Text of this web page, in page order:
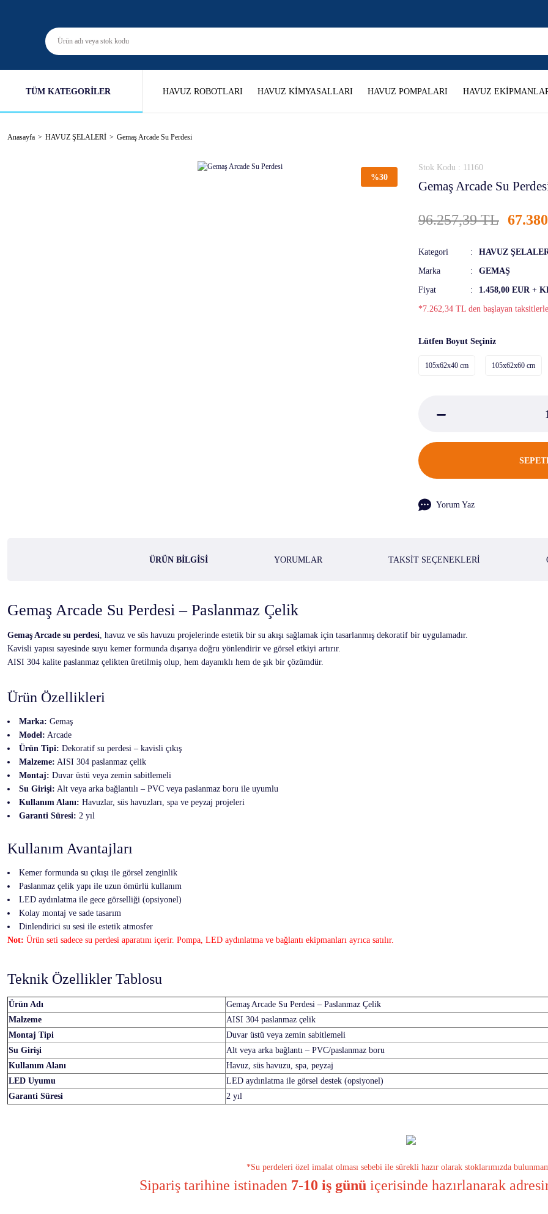
TÜM KATEGORİLER HAVUZ ROBOTLARI HAVUZ KİMYASALLARI HAVUZ POMPALARI HAVUZ
Anasayfa HAVUZ ŞELALERİ Gemaş Arcade Su Perdesi
%30
Stok Kodu : 11160
Gemaş Arcade Su
96.257,39 TL
Kategori HAVUZ
Marka GEMAŞ
Fiyat 1.458,00 EUR +
*7.262,34 TL den başlayan
Lütfen Boyut Seçiniz
105x62x40 cm 105x62x60 cm
Yorum Yaz
ÜRÜN BILGISI YORUMLAR TAKSIT SEÇENEKLERI
Gemaş Arcade Su Perdesi – Paslanmaz Çelik
Gemaş Arcade su perdesi, havuz ve süs havuzu projelerinde estetik bir su akışı sağlamak için tasarlanmış dekoratif bir uygulamadır.
Kavisli yapısı sayesinde suyu kemer formunda dışarıya doğru yönlendirir ve görsel etkiyi artırır.
AISI 304 kalite paslanmaz çelikten üretilmiş olup, hem dayanıklı hem de şık bir çözümdür.
Ürün Özellikleri
Marka: Gemaş
Model: Arcade
Ürün Tipi: Dekoratif su perdesi – kavisli çıkış
Malzeme: AISI 304 paslanmaz çelik
Montaj: Duvar üstü veya zemin sabitlemeli
Su Girişi: Alt veya arka bağlantılı – PVC veya paslanmaz boru ile uyumlu
Kullanım Alanı: Havuzlar, süs havuzları, spa ve peyzaj projeleri
Garanti Süresi: 2 yıl
Kullanım Avantajları
Kemer formunda su çıkışı ile görsel zenginlik
Paslanmaz çelik yapı ile uzun ömürlü kullanım
LED aydınlatma ile gece görselliği (opsiyonel)
Kolay montaj ve sade tasarım
Dinlendirici su sesi ile estetik atmosfer
Not: Ürün seti sadece su perdesi aparatını içerir. Pompa, LED aydınlatma ve bağlantı ekipmanları ayrıca satılır.
Teknik Özellikler Tablosu
Ürün Adı
Gemaş Arcade Su Perdesi – Paslanmaz Çelik
Malzeme
AISI 304 paslanmaz çelik
Montaj Tipi
Duvar üstü veya zemin sabitlemeli
Su Girişi
Alt veya arka bağlantı – PVC/paslanmaz boru
Kullanım Alanı
Havuz, süs havuzu, spa, peyzaj
LED Uyumu
LED aydınlatma ile görsel destek (opsiyonel)
Garanti Süresi
2 yıl
*Su perdeleri özel imalat olması sebebi ile sürekli hazır olarak stoklarımızda
Sipariş tarihine istinaden 7-10 iş günü içerisinde hazırlanarak